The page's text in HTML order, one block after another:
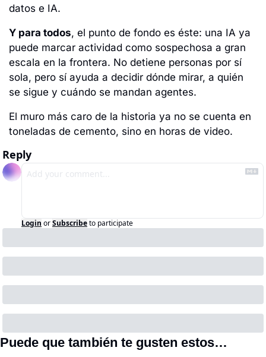
datos e IA.
Y para todos, el punto de fondo es éste: una IA ya
puede marcar actividad como sospechosa a gran
escala en la frontera. No detiene personas por sí
sola, pero sí ayuda a decidir dónde mirar, a quién
se sigue y cuándo se mandan agentes.
El muro más caro de la historia ya no se cuenta en
toneladas de cemento, sino en horas de video.
Reply
Login orSubscribeto participate
Puede que también te gusten estos…